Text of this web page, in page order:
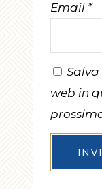
Email *
web in